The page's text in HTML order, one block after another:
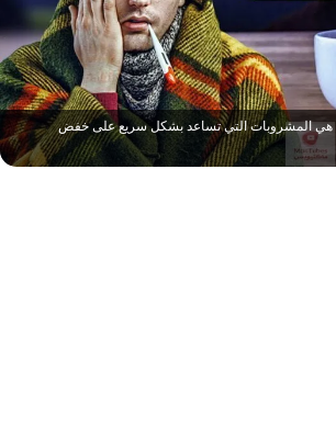
هي المشروبات التي تساعد بشكل سريع على خفض